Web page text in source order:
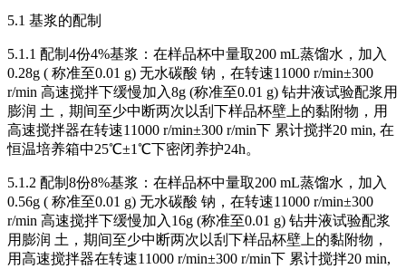
5.1 基浆的配制
5.1.1 配制4份4%基浆：在样品杯中量取200 mL蒸馏水，加入
0.28g ( 称准至0.01 g) 无水碳酸 钠，在转速11000 r/min±300
r/min 高速搅拌下缓慢加入8g (称准至0.01 g) 钻井液试验配浆用
膨润 土，期间至少中断两次以刮下样品杯壁上的黏附物，用
高速搅拌器在转速11000 r/min±300 r/min下 累计搅拌20 min, 在
恒温培养箱中25℃±1℃下密闭养护24h。
5.1.2 配制8份8%基浆：在样品杯中量取200 mL蒸馏水，加入
0.56g ( 称准至0.01 g) 无水碳酸 钠，在转速11000 r/min±300
r/min 高速搅拌下缓慢加入16g (称准至0.01 g) 钻井液试验配浆
用膨润 土，期间至少中断两次以刮下样品杯壁上的黏附物，
用高速搅拌器在转速11000 r/min±300 r/min下 累计搅拌20 min,